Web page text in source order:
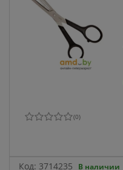
(0)
Код: 3714235 В наличии